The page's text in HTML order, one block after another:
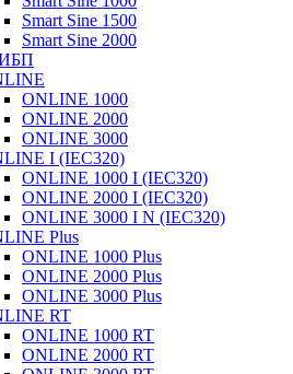
Smart Sine 1500
Smart Sine 2000
ONLINE 1000
ONLINE 2000
ONLINE 3000
I (IEC320)
ONLINE 1000 I (IEC320)
ONLINE 2000 I (IEC320)
ONLINE 3000 I N (IEC320)
Plus
ONLINE 1000 Plus
ONLINE 2000 Plus
ONLINE 3000 Plus
RT
ONLINE 1000 RT
ONLINE 2000 RT